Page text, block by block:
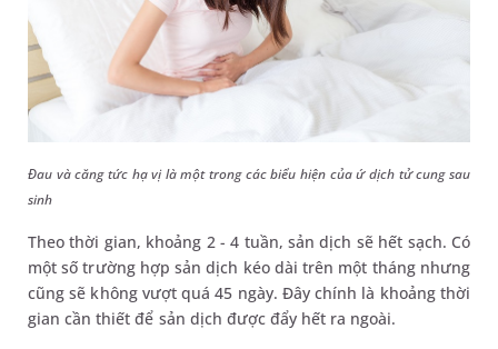
Đau và căng tức hạ vị là một trong các biểu hiện của ứ dịch tử cung sau
sinh
Theo thời gian, khoảng 2 - 4 tuần, sản dịch sẽ hết sạch. Có
một số trường hợp sản dịch kéo dài trên một tháng nhưng
cũng sẽ không vượt quá 45 ngày. Đây chính là khoảng thời
gian cần thiết để sản dịch được đẩy hết ra ngoài.